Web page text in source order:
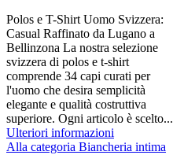
Polos e T-Shirt Uomo Svizzera:
Casual Raffinato da Lugano a
Bellinzona La nostra selezione
svizzera di polos e t-shirt
comprende 34 capi curati per
l'uomo che desira semplicità
elegante e qualità costruttiva
superiore. Ogni articolo è scelto...
Ulteriori informazioni
Alla categoria Biancheria intima